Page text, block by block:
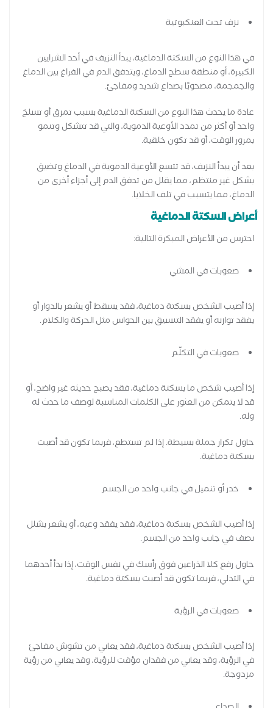
نزف تحت العنكبوتية
في هذا النوع من السكتة الدماغية، يبدأ النزيف في أحد الشرايين
الكبيرة، أو منطقة سطح الدماغ، ويتدفق الدم في الفراغ بين الدماغ
والجمجمة، مصحوبًا بصداع شديد ومفاجئ.
عادة ما يحدث هذا النوع من السكتة الدماغية بسبب تمزق أو تسلخ
واحد أو أكثر من تمدد الأوعية الدموية، والتي قد تتشكل وتنمو
بمرور الوقت، أو قد تكون خلقية.
بعد أن يبدأ النزيف، قد تتسع الأوعية الدموية في الدماغ وتضيق
بشكل غير منتظم، مما يقلل من تدفق الدم إلى أجزاء أخرى من
الدماغ، مما يتسبب في تلف الخلايا.
أعراض السكتة الدماغية
احترس من الأعراض المبكرة التالية:
صعوبات في المشي
إذا أصيب الشخص بسكتة دماغية، فقد يسقط أو يشعر بالدوار أو
يفقد توازنه أو يفقد التنسيق بين الحواس مثل الحركة والكلام.
صعوبات في التكلّم
إذا أصيب شخص ما بسكتة دماغية، فقد يصبح حديثه غير واضح، أو
قد لا يتمكن من العثور على الكلمات المناسبة لوصف ما حدث له
وله.
حاول تكرار جملة بسيطة. إذا لم تستطع، فربما تكون قد أصبت
بسكتة دماغية.
خدر أو تنميل في جانب واحد من الجسم
إذا أصيب الشخص بسكتة دماغية، فقد يفقد وعيه، أو يشعر بشلل
نصف في جانب واحد من الجسم.
حاول رفع كلا الذراعين فوق رأسك في نفس الوقت، إذا بدأ أحدهما
في التدلي، فربما تكون قد أصبت بسكتة دماغية.
صعوبات في الرؤية
إذا أصيب الشخص بسكتة دماغية، فقد يعاني من تشوش مفاجئ
في الرؤية، وقد يعاني من فقدان مؤقت للرؤية، وقد يعاني من رؤية
مزدوجة.